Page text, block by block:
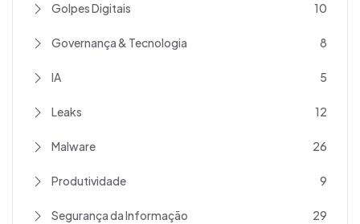
Golpes Digitais 10
Governança & Tecnologia 8
IA 5
Leaks 12
Malware 26
Produtividade 9
Segurança da Informação 29